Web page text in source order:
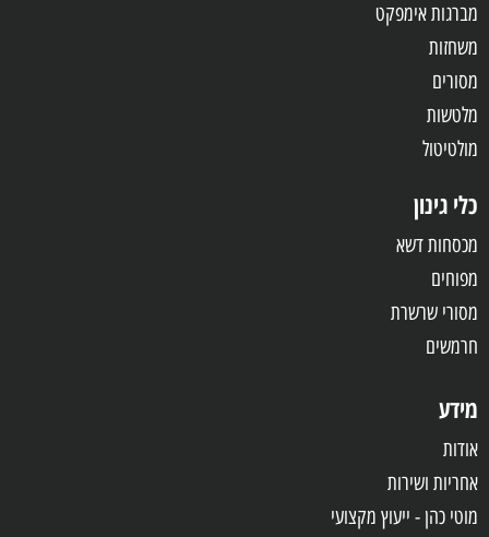
מברגות אימפקט
משחזות
מסורים
מלטשות
מולטיטול
כלי גינון
מכסחות דשא
מפוחים
מסורי שרשרת
חרמשים
מידע
אודות
אחריות ושירות
מוטי כהן - ייעוץ מקצועי